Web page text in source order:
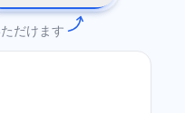
だけます